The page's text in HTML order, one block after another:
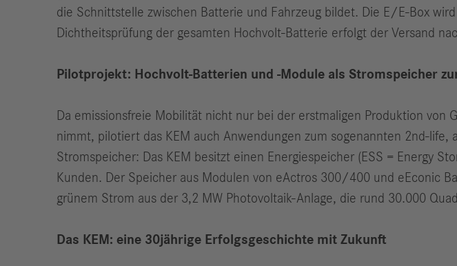
die Schnittstelle zwischen Batterie und Fahrzeug bildet. Die E/E-Box
Dichtheitsprüfung der gesamten Hochvolt-Batterie erfolgt der Versand
Pilotprojekt: Hochvolt-Batterien und -Module als Stromspeicher
Da emissionsfreie Mobilität nicht nur bei der erstmaligen Produktion
nimmt, pilotiert das KEM auch Anwendungen zum sogenannten 2nd-
Stromspeicher: Das KEM besitzt einen Energiespeicher (ESS = Energy
Kunden. Der Speicher aus Modulen von eActros 300/400 und eEconic
grünem Strom aus der 3,2 MW Photovoltaik-Anlage, die rund 30.000
Das KEM: eine 30jährige Erfolgsgeschichte mit Zukunft